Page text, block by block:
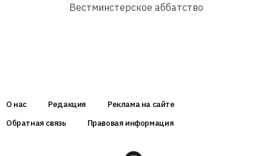
Вестминстерское аббатство
О нас Редакция
Реклама на сайте
Обратная связь
Правовая информация